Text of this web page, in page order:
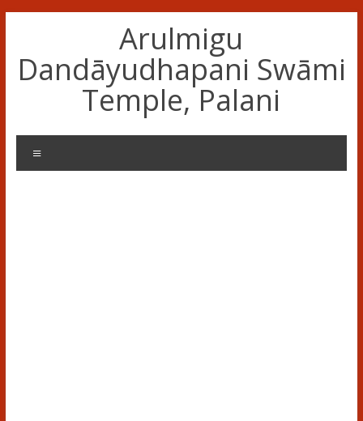
Arulmigu
Dandāyudhapani Swāmi
Temple, Palani